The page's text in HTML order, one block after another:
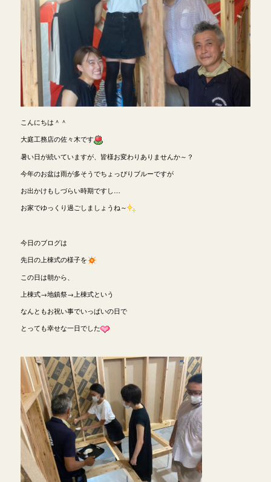
こんにちは＾＾
大庭工務店の佐々木です
暑い日が続いていますが、皆様お変わりありませんか～？
今年のお盆は雨が多そうでちょっぴりブルーですが
お出かけもしづらい時期ですし…
お家でゆっくり過ごしましょうね～
今日のブログは
先日の上棟式の様子を
この日は朝から、
上棟式→地鎮祭→上棟式という
なんともお祝い事でいっぱいの日で
とっても幸せな一日でした